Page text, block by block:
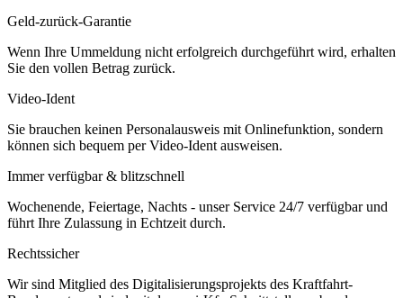
Geld-zurück-Garantie
Wenn Ihre Ummeldung nicht erfolgreich durchgeführt wird, erhalten
Sie den vollen Betrag zurück.
Video-Ident
Sie brauchen keinen Personalausweis mit Onlinefunktion, sondern
können sich bequem per Video-Ident ausweisen.
Immer verfügbar & blitzschnell
Wochenende, Feiertage, Nachts - unser Service 24/7 verfügbar und
führt Ihre Zulassung in Echtzeit durch.
Rechtssicher
Wir sind Mitglied des Digitalisierungsprojekts des Kraftfahrt-